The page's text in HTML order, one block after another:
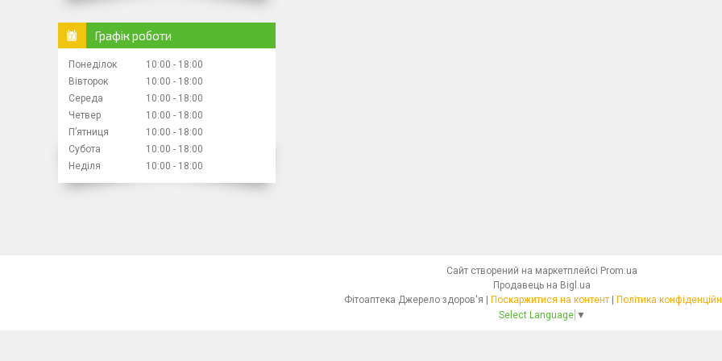
Графік роботи
Понеділок 10:00
18:00
Вівторок
10:00
18:00
Середа
10:00
18:00
Четвер
10:00
18:00
Пʼятниця
10:00
18:00
Субота
10:00
18:00
Неділя
10:00 18:00
Сайт створений на маркетплейсі Prom.ua
Продавець на Bigl.ua
Поскаржитися на контент
Політика
Select Language ▼